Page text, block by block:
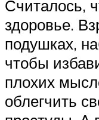
Считалось,
здоровье.
подушках,
чтобы
плохих
облегчить